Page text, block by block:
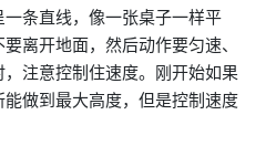
条直线，像一张桌子一样平
离开地面，然后动作要匀速、
注意控制住速度。刚开始如果
做到最大高度，但是控制速度